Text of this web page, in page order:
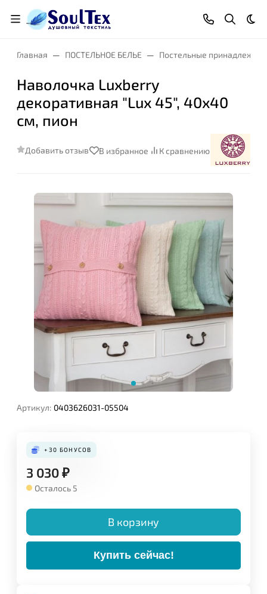
Главная ПОСТЕЛЬНОЕ БЕЛЬЕ Постельные
Наволочка Luxberry
декоративная "Lux 45", 40x40
см, пион
Добавить отзыв В избранное К сравнению
Артикул: 0403626031-05504
+30 БОНУСОВ
3 030₽
Осталось 5
В корзину
Купить сейчас!